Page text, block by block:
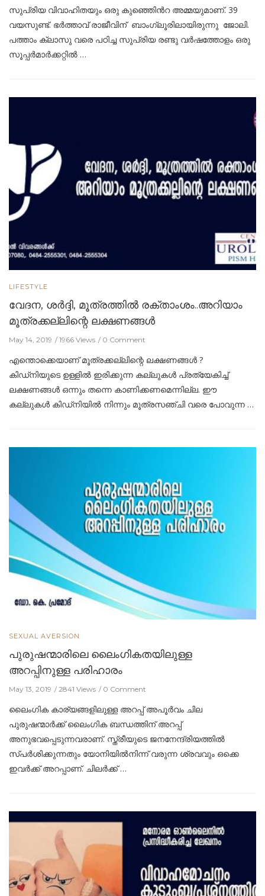
സുപ്രിയ വിവാഹിതയും ഒരു കുഞ്ഞിെൻറ അമ്മയുമാണ്. 39
വയസുണ്ട്. ഭർത്താവ് രാജീവിന് ബാംഗ്ലൂരിലായിരുന്നു ജോലി.
പത്താം ക്ലാസു വരെ പഠിച്ച സുപ്രിയ രണ്ടു വർ‌ഷത്തോളം ഒരു
സൂപ്പർമാർക്കറ്റിൽ …
LIFESTYLE
വേദന, ശര്‍ദ്ദി, മൂത്രത്തില്‍ രക്താംശം..അറിയാം
മൂത്രക്കല്ലിന്റെ ലക്ഷണങ്ങള്‍
May 14, 2019 1966 Views 0 Comment
എന്തൊക്കെയാണ് മൂത്രക്കല്ലിന്റെ ലക്ഷണങ്ങള്‍ ?
കിഡ്നിയുടെ ഉള്ളില്‍ ഇരിക്കുന്ന കല്ലുകള്‍ പ്രത്യേകിച്ച്
ലക്ഷണങ്ങള്‍ ഒന്നും തന്നെ കാണിക്കണമെന്നില്ല. ഈ
കല്ലുകള്‍ കിഡ്നിയില്‍ നിന്നും മൂത്രസഞ്ചി വരെ പോവുന്ന …
SEXUAL AVERSION
പുരുഷന്മാരിലെ ലൈംഗികതയിലുള്ള
അറപ്പിനുള്ള പരിഹാരം
May 13, 2019 2841 Views 0 Comment
ലൈംഗിക കാര്യങ്ങളിലുള്ള അറപ്പ് അപൂർവം ചില
പുരുഷന്മാർക്ക് ലൈംഗിക ബന്ധത്തിന് അറപ്പ്
അനുഭവപ്പെടുന്നവരാണ്. സ്ത്രീയുടെ ജനനേന്ദ്രിയത്തിൽ
സ്പർശിക്കുന്നതും യോനിയിൽനിന്ന് വരുന്ന ശ്രവവും ഒക്കെ
ഇവർക്ക് അറപ്പാണ്. ചിലർക്ക് …